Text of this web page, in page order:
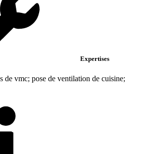
Expertises
de vmc; pose de ventilation de cuisine;